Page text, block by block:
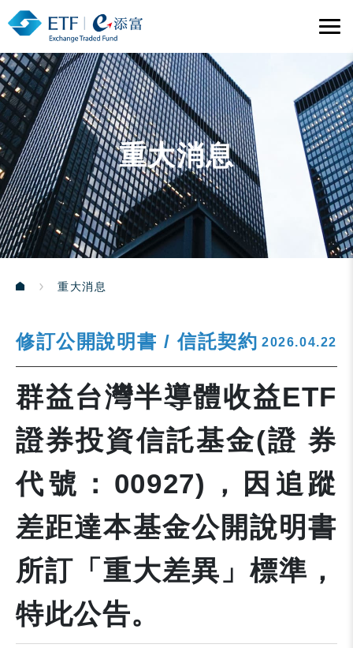
重大消息
重大消息
修訂公開說明書 / 信託契約 2026.04.22
群益台灣半導體收益ETF
證券投資信託基金(證 券
代號：00927)，因追蹤
差距達本基金公開說明書
所訂「重大差異」標準，
特此公告。